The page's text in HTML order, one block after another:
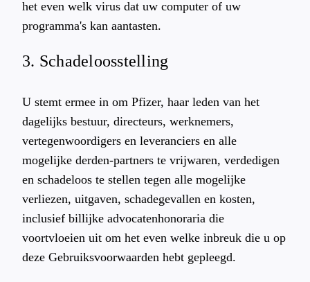
het even welk virus dat uw computer of uw
programma's kan aantasten.
3. Schadeloosstelling
U stemt ermee in om Pfizer, haar leden van het
dagelijks bestuur, directeurs, werknemers,
vertegenwoordigers en leveranciers en alle
mogelijke derden-partners te vrijwaren, verdedigen
en schadeloos te stellen tegen alle mogelijke
verliezen, uitgaven, schadegevallen en kosten,
inclusief billijke advocatenhonoraria die
voortvloeien uit om het even welke inbreuk die u op
deze Gebruiksvoorwaarden hebt gepleegd.